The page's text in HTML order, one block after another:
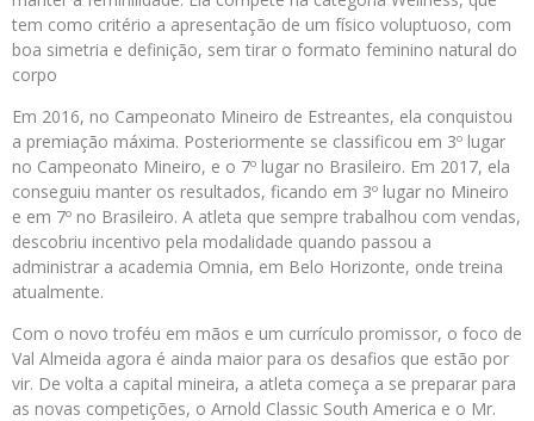
tem como critério a apresentação de um físico voluptuoso, com
boa simetria e definição, sem tirar o formato feminino natural do
corpo
Em 2016, no Campeonato Mineiro de Estreantes, ela conquistou
a premiação máxima. Posteriormente se classificou em 3º lugar
no Campeonato Mineiro, e o 7º lugar no Brasileiro. Em 2017, ela
conseguiu manter os resultados, ficando em 3º lugar no Mineiro
e em 7º no Brasileiro. A atleta que sempre trabalhou com vendas,
descobriu incentivo pela modalidade quando passou a
administrar a academia Omnia, em Belo Horizonte, onde treina
atualmente.
Com o novo troféu em mãos e um currículo promissor, o foco de
Val Almeida agora é ainda maior para os desafios que estão por
vir. De volta a capital mineira, a atleta começa a se preparar para
as novas competições, o Arnold Classic South America e o Mr.